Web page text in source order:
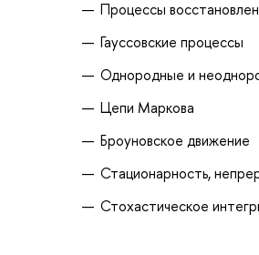
Процессы
Гауссовские процессы
Однородные и
Цепи Маркова
Броуновское движение
Стационарность,
Стохастическое